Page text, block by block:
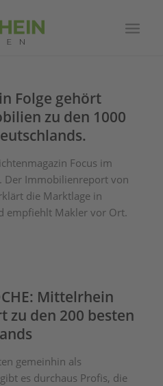
Folge gehört
zu den 1000
Focus im
Immobilienreport von
die Marktlage in
empfiehlt Makler vor Ort.
Mittelrhein
zu den 200 besten
gemeinhin als
es durchaus Profis, die